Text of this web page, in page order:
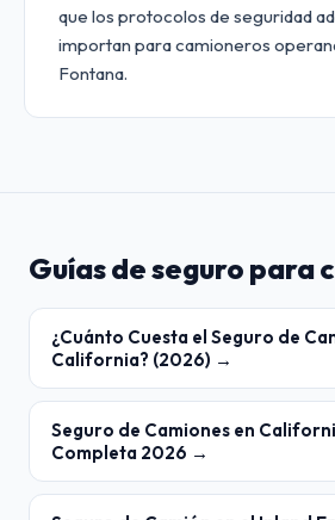
que los protocolos de seguridad
importan para camioneros
Fontana.
Guías de seguro para
¿Cuánto Cuesta el Seguro de
California? (2026) →
Seguro de Camiones en
Completa 2026 →